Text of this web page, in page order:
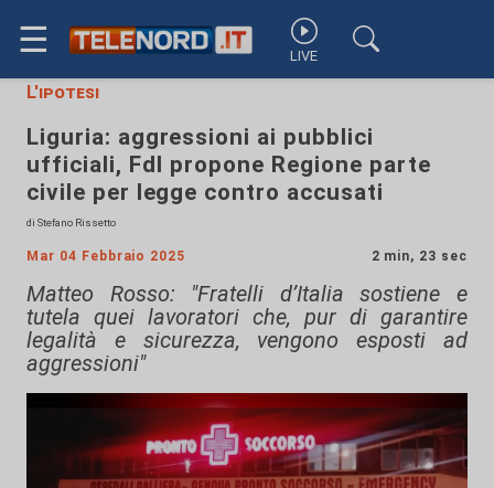
☰ LIVE
L'ipotesi
Liguria: aggressioni ai pubblici
ufficiali, FdI propone Regione parte
civile per legge contro accusati
di Stefano Rissetto
Mar 04 Febbraio 2025 2 min, 23 sec
Matteo Rosso: "Fratelli d’Italia sostiene e
tutela quei lavoratori che, pur di garantire
legalità e sicurezza, vengono esposti ad
aggressioni"